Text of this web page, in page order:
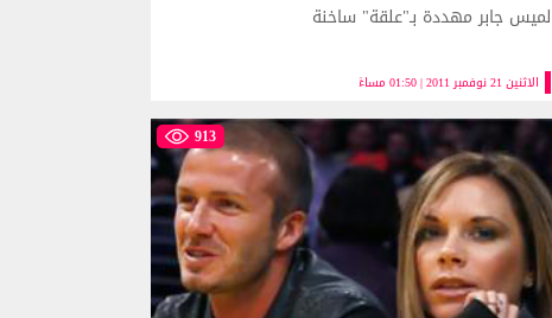
الاثنين 21 نوفمبر 2011 | 01:50 مساءً
لميس جابر مهددة بـ"علقة" ساخنة
913